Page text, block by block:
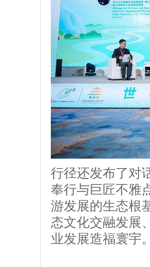
行径还发布了对
奉行与巨匠不雅
游发展的生态根
态文化交融发展
业发展造福寰宇